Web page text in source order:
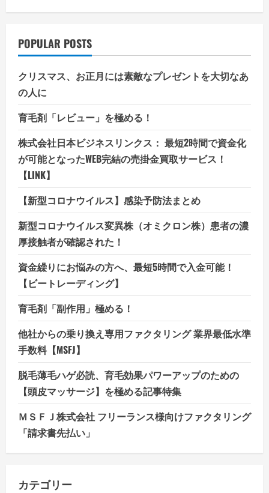
POPULAR POSTS
クリスマス、お正月には素敵なプレゼントを大切なあ
の人に
育毛剤「レビュー」を極める！
株式会社日本ビジネスリンクス： 最短2時間で資金化
が可能となったWEB完結の売掛金買取サービス！
【LINK】
【新型コロナウイルス】感染予防法まとめ
新型コロナウイルス変異株（オミクロン株）患者の濃
厚接触者が確認された！
資金繰りにお悩みの方へ、最短5時間で入金可能！
【ビートレーディング】
育毛剤「副作用」極める！
他社からの乗り換え専用ファクタリング 業界最低水準
手数料【MSFJ】
脱毛薄毛ハゲ必読、育毛効果パワーアップのための
【頭皮マッサージ】を極める記事特集
ＭＳＦＪ株式会社 フリーランス様向けファクタリング
「請求書先払い」
カテゴリー